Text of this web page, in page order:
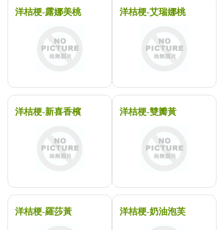
洋桔梗-露娜美桃 洋桔梗-艾瑞娜桃
洋桔梗-新喜香檳 洋桔梗-雙瓣黃
洋桔梗-羅莎黃 洋桔梗-奶油泡芙